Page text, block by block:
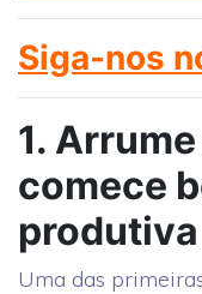
Siga-nos
1.
comece
produtiva
Uma das